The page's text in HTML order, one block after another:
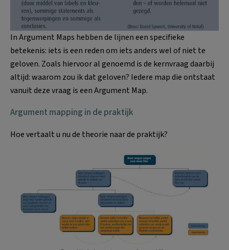
In Argument Maps hebben de lijnen een specifieke
betekenis: iets is een reden om iets anders wel of niet te
geloven. Zoals hiervoor al genoemd is de kernvraag daarbij
altijd: waarom zou ik dat geloven? Iedere map die ontstaat
vanuit deze vraag is een Argument Map.
Argument mapping in de praktijk
Hoe vertaalt u nu de theorie naar de praktijk?